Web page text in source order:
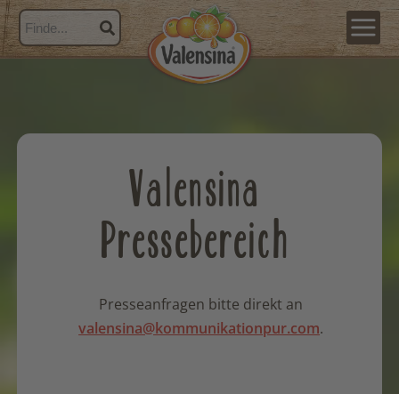
Valensina
Pressebereich
Presseanfragen bitte direkt an
valensina@kommunikationpur.com.